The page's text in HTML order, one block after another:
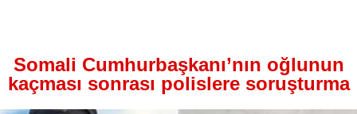
Somali Cumhurbaşkanı’nın oğlunun
kaçması sonrası polislere soruşturma